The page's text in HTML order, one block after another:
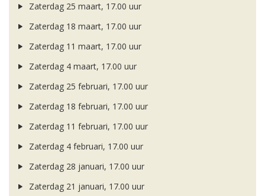
Zaterdag 25 maart, 17.00 uur
Zaterdag 18 maart, 17.00 uur
Zaterdag 11 maart, 17.00 uur
Zaterdag 4 maart, 17.00 uur
Zaterdag 25 februari, 17.00 uur
Zaterdag 18 februari, 17.00 uur
Zaterdag 11 februari, 17.00 uur
Zaterdag 4 februari, 17.00 uur
Zaterdag 28 januari, 17.00 uur
Zaterdag 21 januari, 17.00 uur